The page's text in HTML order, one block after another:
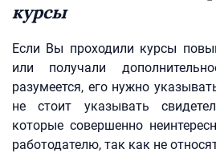
курсы
Если Вы проходили курсы
или получали
разумеется, его нужно
не стоит указывать
которые совершенно
работодателю, так как не